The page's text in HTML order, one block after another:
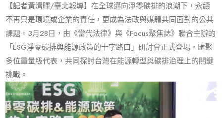
【記者黃清暉/臺北報導】在全球邁向淨零碳排的浪潮下，永續
不再只是環境或企業的責任，更成為法政與媒體共同面對的公共
課題。3月28日，由《當代法律》與《Focus聚焦誌》聯合主辦的
「ESG淨零碳排與能源政策的十字路口」研討會正式登場，匯聚
多位重量級代表，共同探討台灣在能源轉型與碳排治理上的關鍵
挑戰。